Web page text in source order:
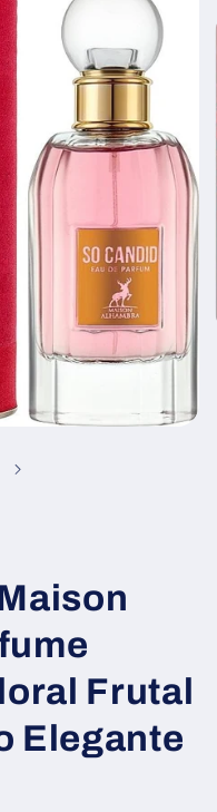
Frutal
Elegante